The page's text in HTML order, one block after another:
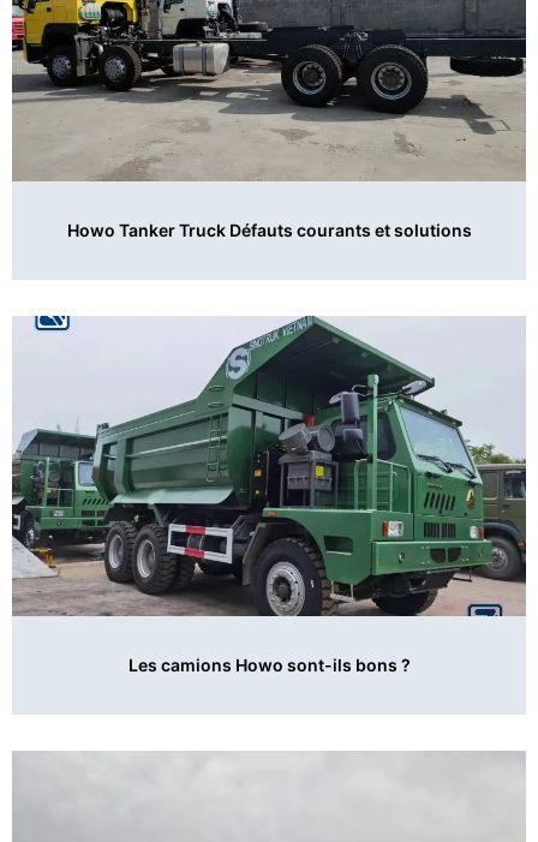
Howo Tanker Truck Défauts courants et solutions
Les camions Howo sont-ils bons ?